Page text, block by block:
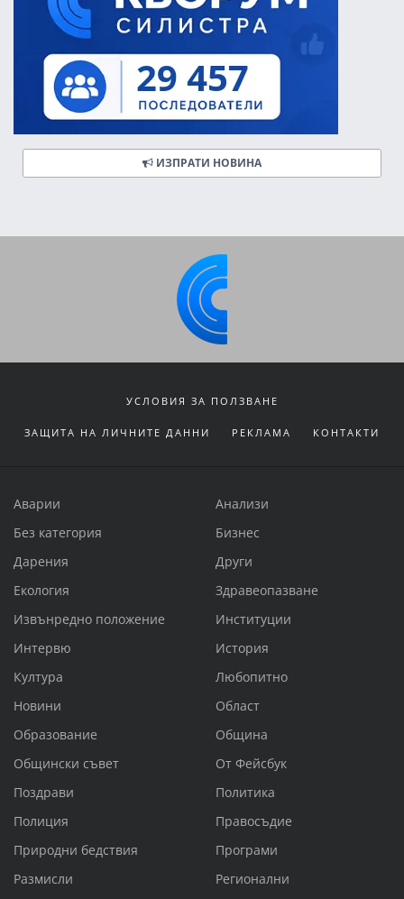
ИЗПРАТИ НОВИНА
УСЛОВИЯ ЗА ПОЛЗВАНЕ
ЗАЩИТА НА ЛИЧНИТЕ ДАННИ РЕКЛАМА КОНТАКТИ
Аварии
Анализи
Без категория
Бизнес
Дарения
Други
Екология
Здравеопазване
Извънредно положение
Институции
Интервю
История
Култура
Любопитно
Новини
Област
Образование
Община
Общински съвет
От Фейсбук
Поздрави
Политика
Полиция
Правосъдие
Природни бедствия
Програми
Размисли
Регионални